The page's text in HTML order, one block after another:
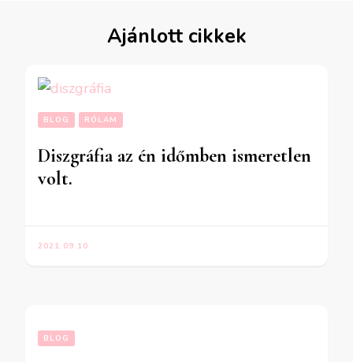
Ajánlott cikkek
BLOG RÓLAM
Diszgráfia az én időmben ismeretlen
volt.
2021.09.10.
BLOG